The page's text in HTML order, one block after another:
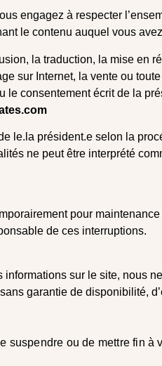
engagez à respecter
le contenu auquel vous
la traduction, la mise en
sur Internet, la vente ou
le consentement écrit de la
le.la président.e selon la
ne peut être interprété
pour
de ces interruptions.
sur le site, nous
garantie de disponibilité,
suspendre ou de mettre fin à